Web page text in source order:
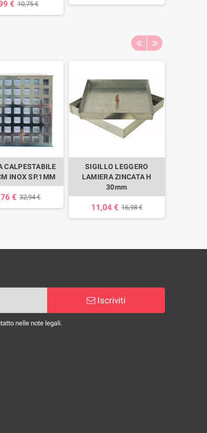
€ 10,75 €
CALPESTABILE
INOX SP.1MM
€ 32,94 €
SIGILLO LEGGERO
LAMIERA ZINCATA H
30mm
11,04 € 16,98 €
Iscriviti
nelle note legali.